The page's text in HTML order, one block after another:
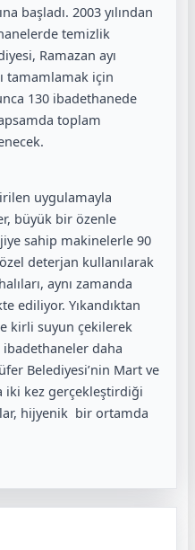
başladı. 2003 yılından
temizlik
Ramazan ayı
tamamlamak için
130 ibadethanede
toplam
uygulamayla
büyük bir özenle
sahip makinelerle 90
deterjan kullanılarak
aynı zamanda
ediliyor. Yıkandıktan
kirli suyun çekilerek
daha
Belediyesi’nin Mart ve
iki kez gerçekleştirdiği
hijyenik bir ortamda